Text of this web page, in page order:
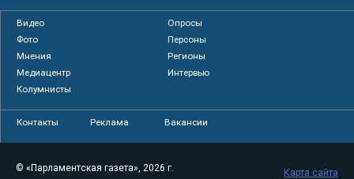
Видео
Опросы
Фото
Персоны
Мнения
Регионы
Медиацентр
Интервью
Колумнисты
Контакты Реклама Вакансии
© «Парламентская газета», 2026 г.
Карта сайта